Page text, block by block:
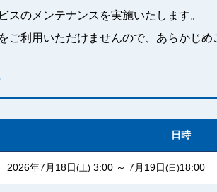
スのメンテナンスを実施いたします。
ご利用いただけませんので、あらかじめ
日時
2026年7月18日(土) 3:00 ～ 7月19日(日)18:00